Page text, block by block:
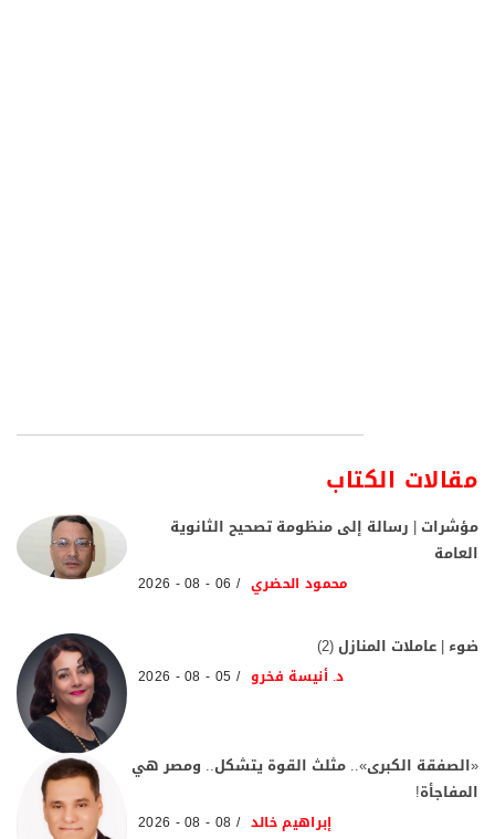
مقالات الكتاب
مؤشرات | رسالة إلى منظومة تصحيح الثانوية
العامة
محمود الحضري 06 - 08 - 2026
ضوء | عاملات المنازل (2)
د. أنيسة فخرو 05 - 08 - 2026
«الصفقة الكبرى».. مثلث القوة يتشكل.. ومصر هي
المفاجأة!
إبراهيم خالد 08 - 08 - 2026